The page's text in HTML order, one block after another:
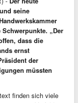
seine
„Der
dass die
ernst
der
müssten
finden sich viele